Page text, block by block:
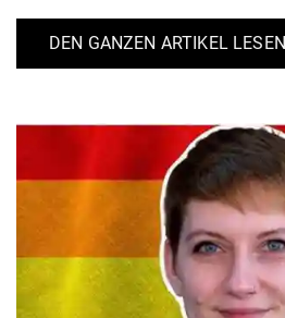
DEN GANZEN ARTIKEL LESEN